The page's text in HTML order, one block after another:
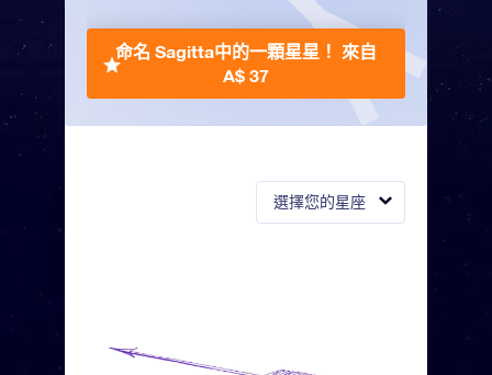
選擇您的星座
命名 Sagitta中的一顆星星！ 來自
A$ 37